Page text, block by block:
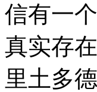
信有一
真实存
里土多